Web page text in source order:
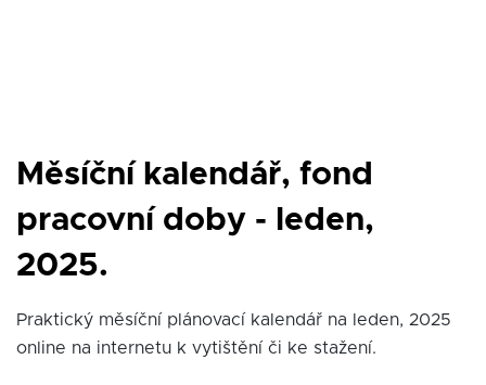
Měsíční kalendář, fond
pracovní doby - leden,
2025.
Praktický měsíční plánovací kalendář na leden, 2025
online na internetu k vytištění či ke stažení.